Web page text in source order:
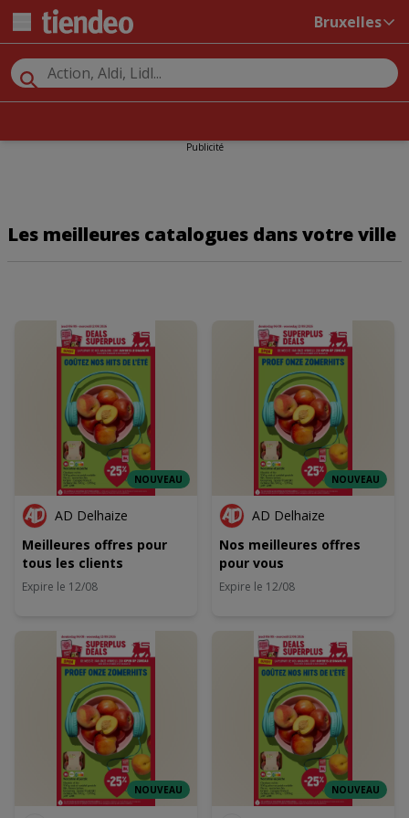
Bruxelles
Publicité
Les meilleures catalogues dans votre ville
NOUVEAU
AD Delhaize
Meilleures offres pour
tous les clients
Expire le 12/08
NOUVEAU
AD Delhaize
Nos meilleures offres
pour vous
Expire le 12/08
NOUVEAU NOUVEAU